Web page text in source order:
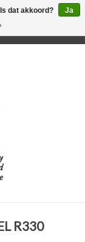
R330
dat akkoord?
Ja